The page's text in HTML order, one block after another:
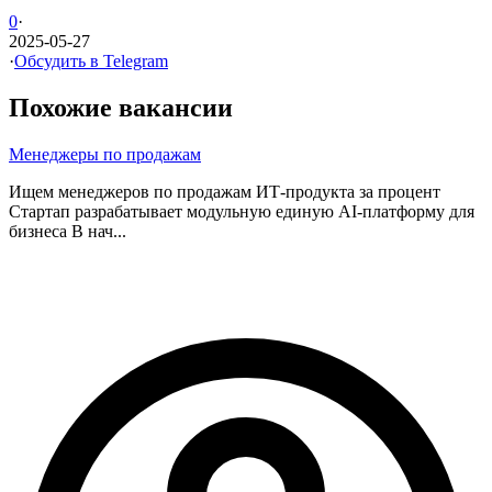
0·
2025-05-27
·Обсудить в Telegram
Похожие вакансии
Менеджеры по продажам
Ищем менеджеров по продажам ИТ-продукта за процент
Стартап разрабатывает модульную единую AI-платформу для
бизнеса В нач...